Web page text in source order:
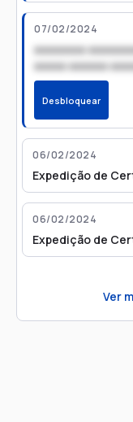
07/02/2024
xxxxxxxx
xxxxx xxxxxx
Desbloquear
06/02/2024
Expedição de
06/02/2024
Expedição de
Ver